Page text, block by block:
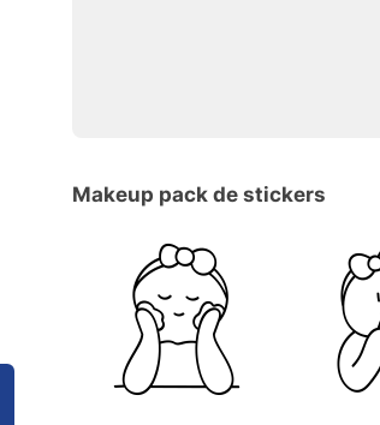
Makeup pack de stickers